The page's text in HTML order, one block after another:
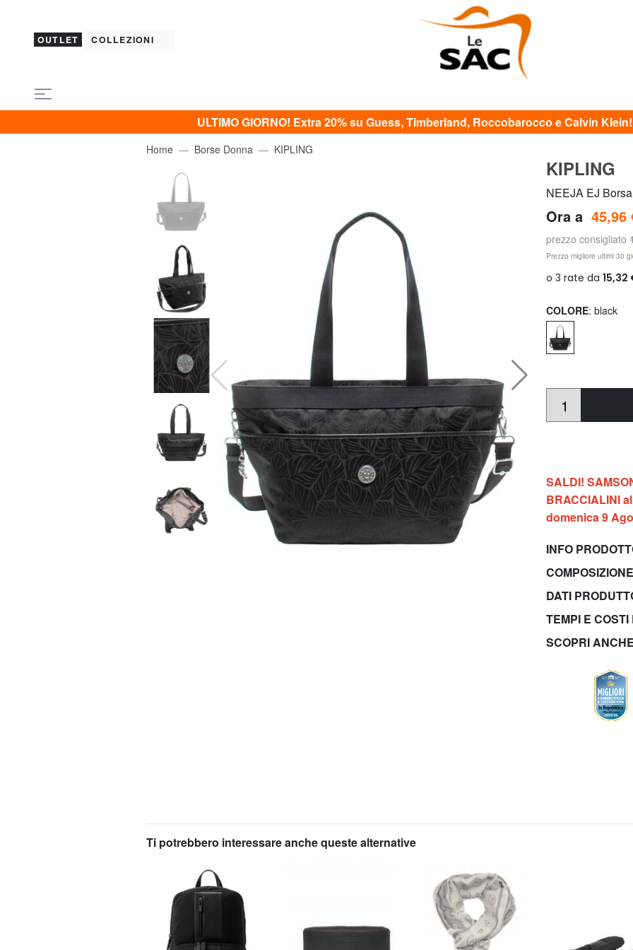
OUTLET COLLEZIONI
ULTIMO GIORNO! Extra 20% su Guess, Timberland, Roccobarocco e Calvin
Home Borse Donna KIPLING
KIPLING
NEEJA EJ
Ora a 45,96
prezzo consigliato
Prezzo migliore ultimi 30
COLORE: black
SALDI!
BRACCIALINI
domenica 9
INFO
DATI
TEMPI E
SCOPRI
Ti potrebbero interessare anche queste alternative